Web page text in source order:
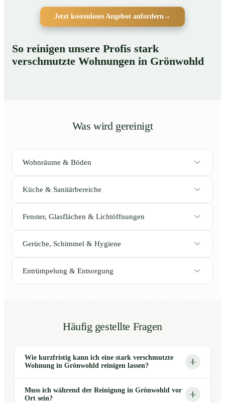
Jetzt kostenloses Angebot anfordern→
So reinigen unsere Profis stark
verschmutzte Wohnungen in Grönwohld
Was wird gereinigt
Wohnräume & Böden
Küche & Sanitärbereiche
Fenster, Glasflächen & Lichtöffnungen
Gerüche, Schimmel & Hygiene
Entrümpelung & Entsorgung
Häufig gestellte Fragen
Wie kurzfristig kann ich eine stark verschmutzte
Wohnung in Grönwohld reinigen lassen?
Muss ich während der Reinigung in Grönwohld vor
Ort sein?